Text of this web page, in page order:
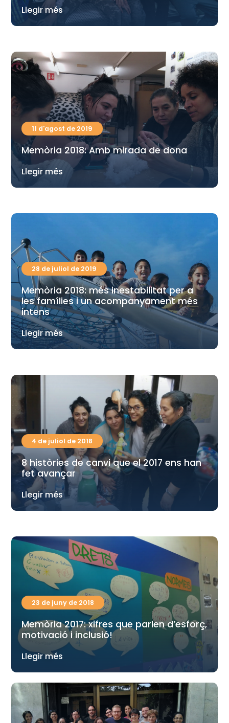
Llegir més
Memòria 2018: Amb mirada de dona
11 d'agost de 2019
Llegir més
Memòria 2018: més inestabilitat per a
les famílies i un acompanyament més
intens
28 de juliol de 2019
Llegir més
8 històries de canvi que el 2017 ens han
fet avançar
4 de juliol de 2018
Llegir més
Memòria 2017: xifres que parlen d’esforç,
motivació i inclusió!
23 de juny de 2018
Llegir més